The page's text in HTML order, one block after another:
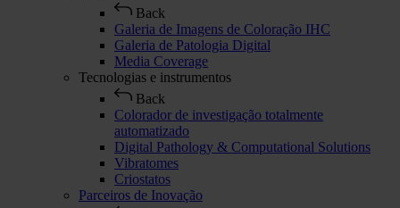
Back
Galeria de Imagens de Coloração IHC
Galeria de Patologia Digital
Media Coverage
Tecnologias e instrumentos
Back
Colorador de investigação totalmente
automatizado
Digital Pathology & Computational Solutions
Vibratomes
Criostatos
Parceiros de Inovação